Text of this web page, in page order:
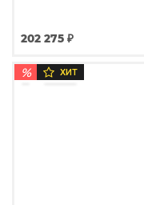
202 275 ₽
% ХИТ